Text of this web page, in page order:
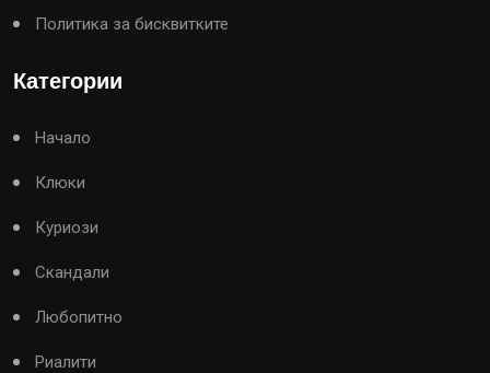
Политика за бисквитките
Категории
Начало
Клюки
Куриози
Скандали
Любопитно
Риалити